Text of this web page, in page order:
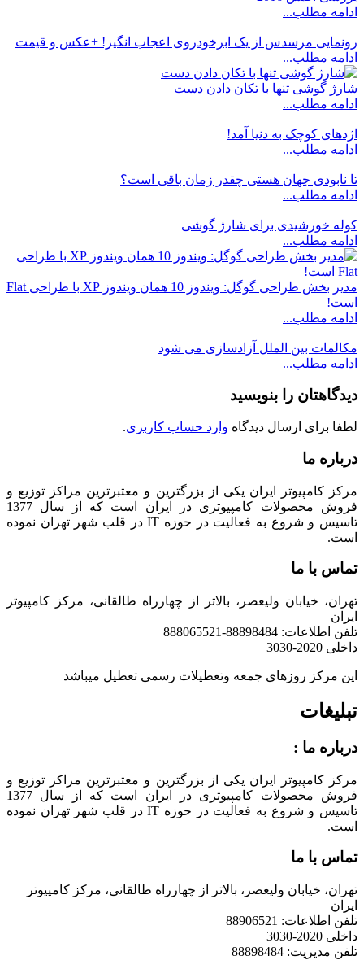
ادامه مطلب...
رونمایی مرسدس از یک ابرخودروی اعجاب انگیز! +عکس و قیمت
ادامه مطلب...
شارژ گوشی تنها با تکان دادن دست
ادامه مطلب...
اژدهای کوچک به دنیا آمد!
ادامه مطلب...
تا نابودی جهان هستی چقدر زمان باقی است؟
ادامه مطلب...
کوله خورشیدی برای شارژ گوشی
ادامه مطلب...
مدیر بخش طراحی گوگل: ویندوز 10 همان ویندوز XP با طراحی Flat
است!
ادامه مطلب...
مکالمات بین الملل آزادسازی می شود
ادامه مطلب...
دیدگاهتان را بنویسید
لطفا برای ارسال دیدگاه وارد حساب کاربری.
درباره ما
مرکز کامپیوتر ایران یکی از بزرگترین و معتبرترین مراکز توزیع و
فروش محصولات کامپیوتری در ایران است که از سال 1377
تاسیس و شروع به فعالیت در حوزه IT در قلب شهر تهران نموده
است.
تماس با ما
تهران، خیابان ولیعصر، بالاتر از چهارراه طالقانی، مرکز کامپیوتر
ایران
تلفن اطلاعات: 88898484-888065521
داخلی 2020-3030
این مرکز روزهای جمعه وتعطیلات رسمی تعطیل میباشد
تبلیغات
درباره ما :
مرکز کامپیوتر ایران یکی از بزرگترین و معتبرترین مراکز توزیع و
فروش محصولات کامپیوتری در ایران است که از سال 1377
تاسیس و شروع به فعالیت در حوزه IT در قلب شهر تهران نموده
است.
تماس با ما
تهران، خیابان ولیعصر، بالاتر از چهارراه طالقانی، مرکز کامپیوتر
ایران
تلفن اطلاعات: 88906521
داخلی 2020-3030
تلفن مدیریت: 88898484